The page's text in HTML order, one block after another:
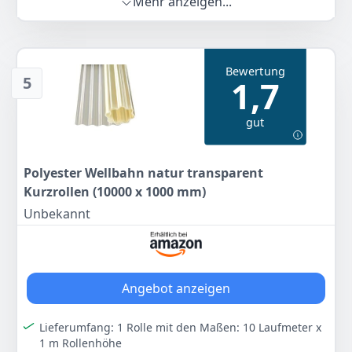
Verklebung von kastenförmigen Dachrinnenteilen aus
dem INEFA Sortiment empfohlen
befreien, abtrocknen und anschließend den Kleber
auftragen
PASSGENAUES DACHRINNENZUBEHÖR: INEFA-
Einzelteile wie z.B. Kastenrinnen, Fallrohre oder
Ablaufstutzen findest du in unserem Sortiment
Europas größtes Sortiment an Dachentwässerung.
Beste Qualität Made in Germany!
Farbe
INEFA
7
5
Bewertung
1,7
gut
Polyester Wellbahn natur transparent
Kurzrollen (10000 x 1000 mm)
Unbekannt
Angebot anzeigen
Lieferumfang: 1 Rolle mit den Maßen: 10 Laufmeter x
1 m Rollenhöhe